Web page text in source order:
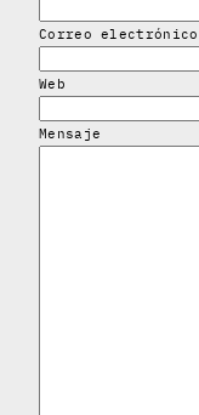
Correo electrónico
Web
Mensaje